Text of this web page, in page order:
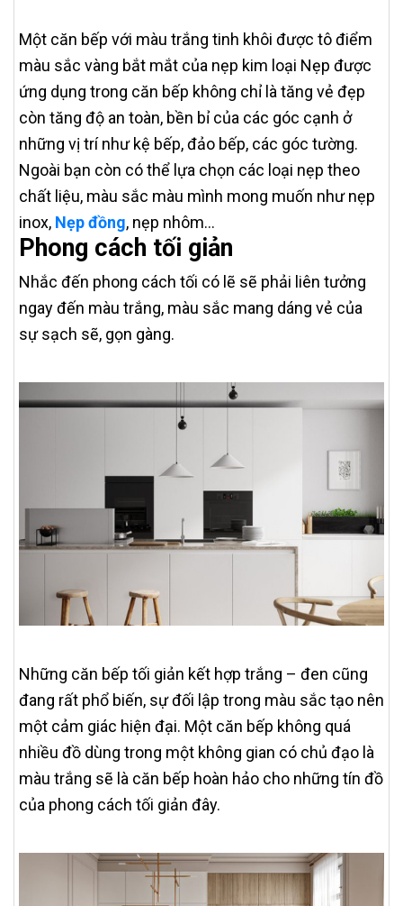
Một căn bếp với màu trắng tinh khôi được tô điểm
màu sắc vàng bắt mắt của nẹp kim loại Nẹp được
ứng dụng trong căn bếp không chỉ là tăng vẻ đẹp
còn tăng độ an toàn, bền bỉ của các góc cạnh ở
những vị trí như kệ bếp, đảo bếp, các góc tường.
Ngoài bạn còn có thể lựa chọn các loại nẹp theo
chất liệu, màu sắc màu mình mong muốn như nẹp
inox, Nẹp đồng, nẹp nhôm…
Phong cách tối giản
Nhắc đến phong cách tối có lẽ sẽ phải liên tưởng
ngay đến màu trắng, màu sắc mang dáng vẻ của
sự sạch sẽ, gọn gàng.
Những căn bếp tối giản kết hợp trắng – đen cũng
đang rất phổ biến, sự đối lập trong màu sắc tạo nên
một cảm giác hiện đại. Một căn bếp không quá
nhiều đồ dùng trong một không gian có chủ đạo là
màu trắng sẽ là căn bếp hoàn hảo cho những tín đồ
của phong cách tối giản đây.